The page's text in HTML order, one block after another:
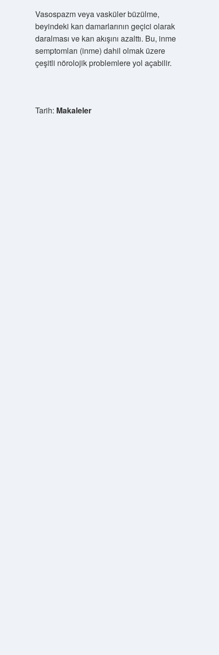
Vasospazm veya vasküler büzülme,
beyindeki kan damarlarının geçici olarak
daralması ve kan akışını azalttı. Bu, inme
semptomları (inme) dahil olmak üzere
çeşitli nörolojik problemlere yol açabilir.
Tarih: Makaleler